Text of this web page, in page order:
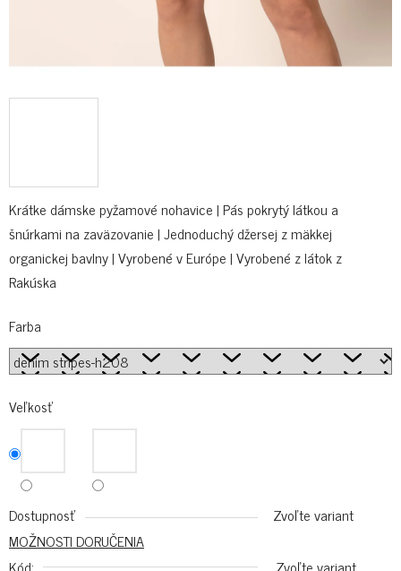
Krátke dámske pyžamové nohavice | Pás pokrytý látkou a
šnúrkami na zaväzovanie | Jednoduchý džersej z mäkkej
organickej bavlny | Vyrobené v Európe | Vyrobené z látok z
Rakúska
Farba
Veľkosť
Dostupnosť
Zvoľte variant
MOŽNOSTI DORUČENIA